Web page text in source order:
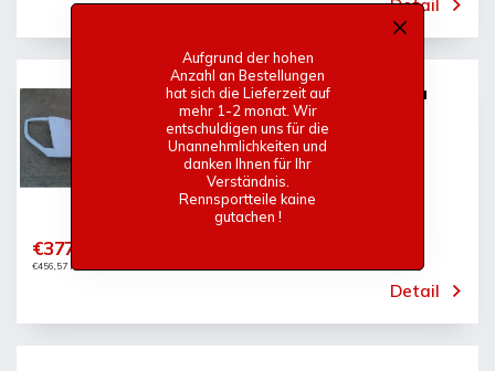
Aufgrund der hohen
Anzahl an Bestellungen
hat sich die Lieferzeit auf
mehr 1-2 monat. Wir
entschuldigen uns für die
Unannehmlichkeiten und
danken Ihnen für Ihr
Verständnis.
Rennsportteile kaine
gutachen !
Detail
Paar GFK vorne Türen Für Alfa
Romeo 156
Innerhalb von 40 Tagen
€456,57 inkl. MwSt.
€377,33 zzgl. MwSt
Detail